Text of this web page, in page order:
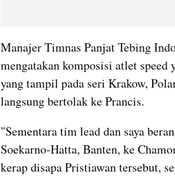
Manajer Timnas Panjat Tebing
mengatakan komposisi atlet
yang tampil pada seri Krakow,
langsung bertolak ke Prancis.
"Sementara tim lead dan saya
Soekarno-Hatta, Banten, ke
kerap disapa Pristiawan tersebut,